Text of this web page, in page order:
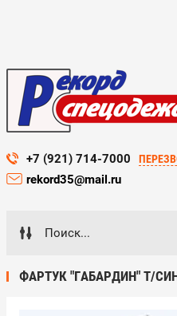
+7 (921) 714-7000
rekord35@mail.ru
ФАРТУК "ГАБАРДИН" Т/